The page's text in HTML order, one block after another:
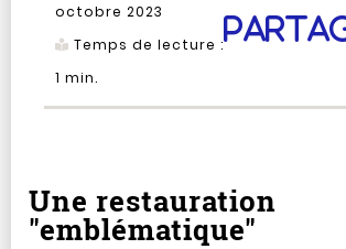
octobre 2023
Temps de lecture :
1 min.
Une restauration
"emblématique"